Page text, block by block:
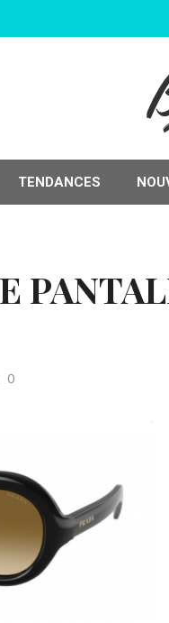
TENDANCES
0